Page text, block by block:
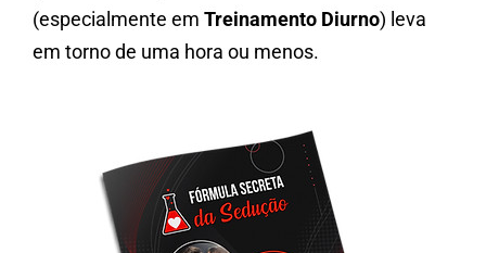
(especialmente em Treinamento Diurno) leva
em torno de uma hora ou menos.